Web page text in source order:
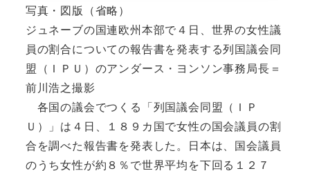
写真・図版（省略）
ジュネーブの国連欧州本部で４日、世界の女性議
員の割合についての報告書を発表する列国議会同
盟（ＩＰＵ）のアンダース・ヨンソン事務局長＝
前川浩之撮影
各国の議会でつくる「列国議会同盟（ＩＰ
Ｕ）」は４日、１８９カ国で女性の国会議員の割
合を調べた報告書を発表した。日本は、国会議員
のうち女性が約８％で世界平均を下回る１２７